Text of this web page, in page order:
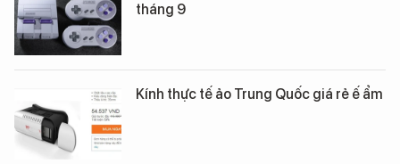
tháng 9
Kính thực tế ảo Trung Quốc giá rẻ ế ẩm